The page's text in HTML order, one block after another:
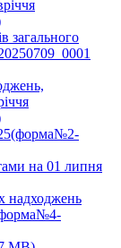
загального
на 01 липня
надходжень